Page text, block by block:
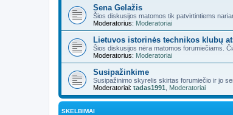
Sena Gelažis
Šios diskusijos matomos tik patvirtintiems
Moderatorius: Moderatoriai
Lietuvos istorinės technikos klubų
Šios diskusijos nėra matomos forumiečiams.
Moderatorius: Moderatoriai
Susipažinkime
Susipažinimo skyrelis skirtas forumiečio ir jo
Moderatoriai: tadas1991 Moderatoriai
SKELBIMAI